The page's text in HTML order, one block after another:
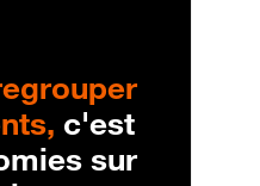
c'est
sur